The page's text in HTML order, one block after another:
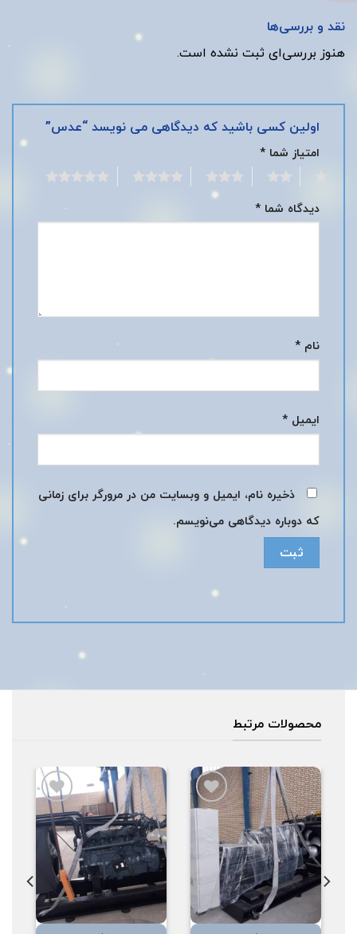
نقد و بررسی‌ها
هنوز بررسی‌ای ثبت نشده است.
اولین کسی باشید که دیدگاهی می نویسد “عدس”
امتیاز شما *
دیدگاه شما *
نام *
ایمیل *
ذخیره نام، ایمیل و وبسایت من در مرورگر برای زمانی
که دوباره دیدگاهی می‌نویسم.
محصولات مرتبط
افزودن
علاقه
مندی
افزودن
به
علاقه
مندی
ها